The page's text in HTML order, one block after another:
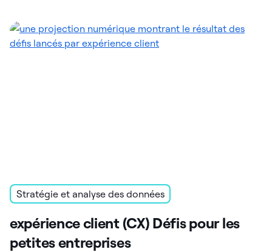
Stratégie et analyse des données
expérience client (CX) Défis pour les
petites entreprises